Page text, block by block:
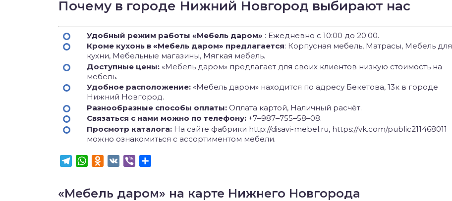
Почему в городе Нижний Новгород выбирают нас
Удобный режим работы «Мебель даром» : Ежедневно с 10:00 до 20:00.
Кроме кухонь в «Мебель даром» предлагается: Корпусная мебель, Матрасы, Мебель для
кухни, Мебельные магазины, Мягкая мебель.
Доступные цены: «Мебель даром» предлагает для своих клиентов низкую стоимость на
мебель.
Удобное расположение: «Мебель даром» находится по адресу Бекетова, 13к в городе
Нижний Новгород.
Разнообразные способы оплаты: Оплата картой, Наличный расчёт.
Связаться с нами можно по телефону: +7‒987‒755‒58‒08.
Просмотр каталога: На сайте фабрики http://disavi-mebel.ru, https://vk.com/public211468011
можно ознакомиться с ассортиментом мебели.
TelegramWhatsApp
Odnoklassniki
VK Viber
«Мебель даром» на карте Нижнего Новгорода